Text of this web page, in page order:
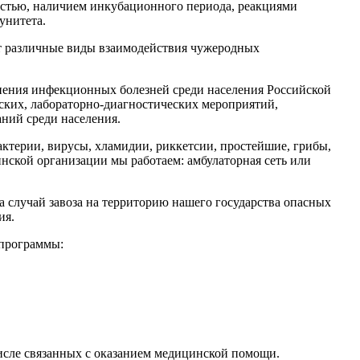
наличием инкубационного периода, реакциями
виды взаимодействия чужеродных
инфекционных болезней среди населения Российской
лабораторно-диагностических мероприятий,
среди населения.
вирусы, хламидии, риккетсии, простейшие, грибы,
организации мы работаем: амбулаторная сеть или
завоза на территорию нашего государства опасных
связанных с оказанием медицинской помощи.